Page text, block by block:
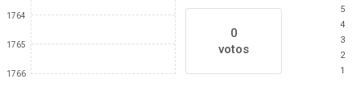
1764
1765
1766
0
votos
5
4
3
2
1